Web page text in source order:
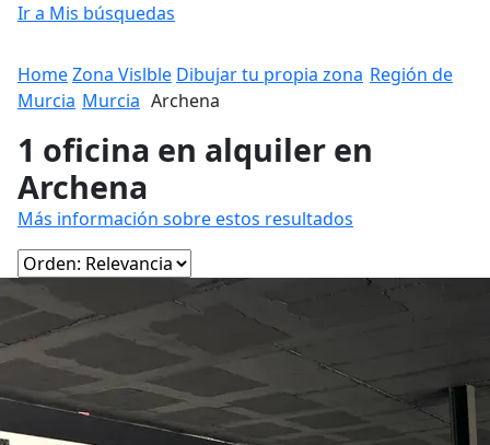
Ir a Mis búsquedas
HomeZona Vislble Dibujar tu propia zona Región de
Murcia Murcia Archena
1 oficina en alquiler en
Archena
Más información sobre estos resultados